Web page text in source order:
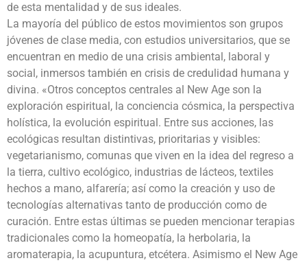
de esta mentalidad y de sus ideales.
La mayoría del público de estos movimientos son grupos
jóvenes de clase media, con estudios universitarios, que se
encuentran en medio de una crisis ambiental, laboral y
social, inmersos también en crisis de credulidad humana y
divina. «Otros conceptos centrales al New Age son la
exploración espiritual, la conciencia cósmica, la perspectiva
holística, la evolución espiritual. Entre sus acciones, las
ecológicas resultan distintivas, prioritarias y visibles:
vegetarianismo, comunas que viven en la idea del regreso a
la tierra, cultivo ecológico, industrias de lácteos, textiles
hechos a mano, alfarería; así como la creación y uso de
tecnologías alternativas tanto de producción como de
curación. Entre estas últimas se pueden mencionar terapias
tradicionales como la homeopatía, la herbolaria, la
aromaterapia, la acupuntura, etcétera. Asimismo el New Age